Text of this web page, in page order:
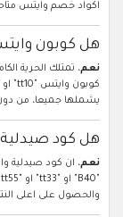
اكواد خصم وايتس متاحة
هل كوبون
نعم، تمتلك الحرية
يشملها جميعا، من
هل كود
نعم
والحصول على اعلى